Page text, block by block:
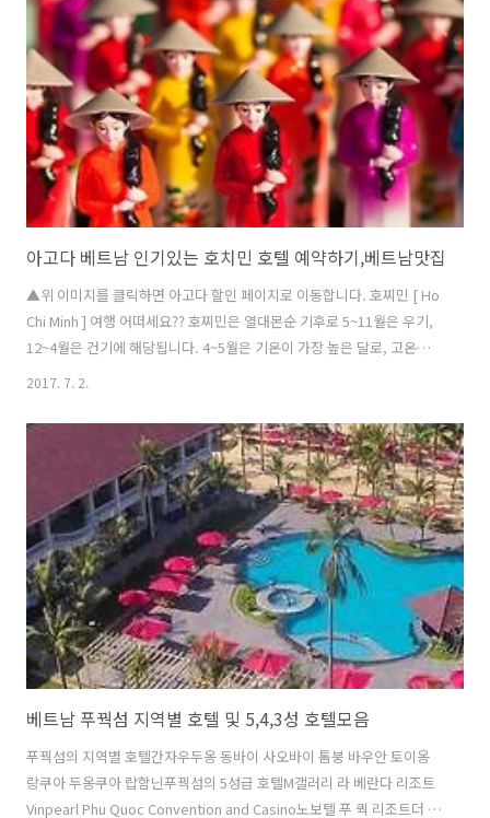
월 부터 이듬해 3월 까지 지속되는 겨울에는 다소 건조한 날씨가 계속된
다고 합니다 하노이 맛집 흐엉리엔 (Bun Cha Huong Lien) 오바마 미국
대통령이 먹었던 식당으로 유명한곳~오바마 콤보 세트를 만들어..
아고다 베트남 인기있는 호치민 호텔 예약하기,베트남맛집
▲위 이미지를 클릭하면 아고다 할인 페이지로 이동합니다. 호찌민 [ Ho
Chi Minh ] 여행 어떠세요?? 호찌민은 열대몬순 기후로 5~11월은 우기,
12~4월은 건기에 해당됩니다. 4~5월은 기온이 가장 높은 달로, 고온다
합니다. 베트남어를 공용으로 사용하지만 호텔, 유명레스토랑, 관광지에
서는 영어, 프랑스어로도 의사소통이 가능해요 베트남은 세계2위 커피생
산국으로 커피의 향과 맛이 아주 좋다고 알려져 있어요연차, 녹차, 재스
민 등 다양한 종류의 차도 있답니다.또한 베트남에서는 약용으로 노니,
상황버섯 등 다양한 건강식품을구입하기 좋다고 하니 건강식품 선물하
기에..
2017. 7. 2.
베트남 푸꿕섬 지역별 호텔 및 5,4,3성 호텔모음
푸꿕섬의 지역별 호텔간자우두옹 동바이 사오바이 톰붕 바우안 토이옹
랑쿠아 두옹쿠아 랍함닌푸꿕섬의 5성급 호텔M갤러리 라 베란다 리조트
Vinpearl Phu Quoc Convention and Casino노보텔 푸 쿽 리조트더 쉘